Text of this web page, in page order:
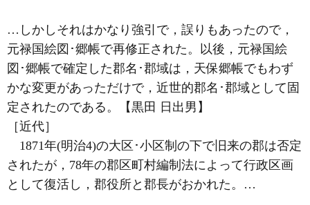
…しかしそれはかなり強引で，誤りもあったので，
元禄国絵図･郷帳で再修正された。以後，元禄国絵
図･郷帳で確定した郡名･郡域は，天保郷帳でもわず
かな変更があっただけで，近世的郡名･郡域として固
定されたのである。【黒田 日出男】
［近代］
1871年(明治4)の大区･小区制の下で旧来の郡は否定
されたが，78年の郡区町村編制法によって行政区画
として復活し，郡役所と 郡長がおかれた。…